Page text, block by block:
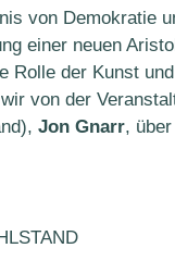
von Demokratie
einer neuen
Rolle der Kunst und
von der
Jon Gnarr,